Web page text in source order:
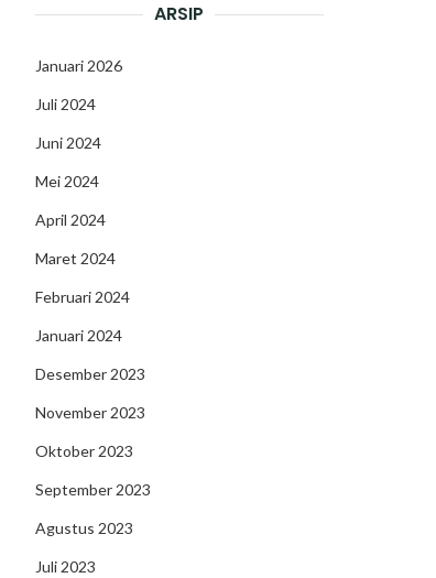
ARSIP
Januari 2026
Juli 2024
Juni 2024
Mei 2024
April 2024
Maret 2024
Februari 2024
Januari 2024
Desember 2023
November 2023
Oktober 2023
September 2023
Agustus 2023
Juli 2023